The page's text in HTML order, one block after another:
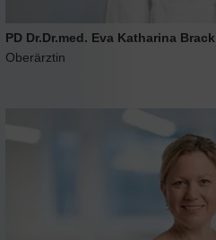
PD Dr.Dr.med. Eva Katharina Brack
Oberärztin